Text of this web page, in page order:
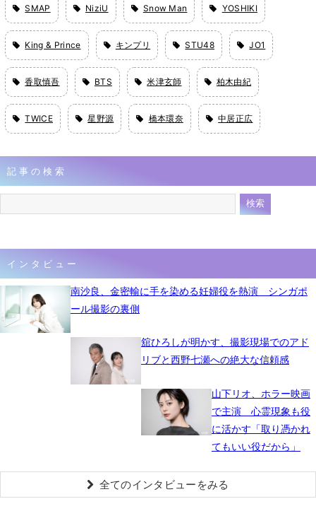
SMAP NiziU Snow Man YOSHIKI
King & Prince キンプリ STU48 JO1
香取慎吾 BTS 米津玄師 柏木由紀
TWICE 星野源 橋本環奈 中居正広
記事の検索
インタビュー
南沙良、金密輸に手を染める妊婦役を熱演 シンガポ
ール撮影の裏側
舘ひろしが明かす、撮影現場でのアド
リブと西野七瀬への絶大な信頼感
山下リオ、ホラー映画
で主演 心霊現象も役
に活かす「取り憑かれ
てもいい役だから」
全てのインタビューをみる